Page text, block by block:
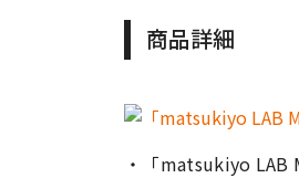
商品詳細
・「matsukiyo LAB